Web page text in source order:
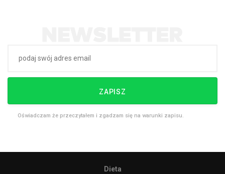
ZAPISZ
Oświadczam że przeczytałem i zgadzam się na warunki zapisu.
Dieta